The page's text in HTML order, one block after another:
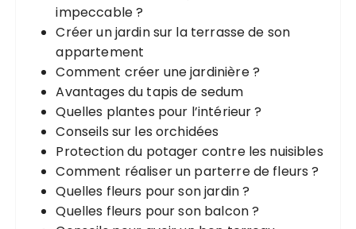
impeccable ?
Créer un jardin sur la terrasse de son
appartement
Comment créer une jardinière ?
Avantages du tapis de sedum
Quelles plantes pour l’intérieur ?
Conseils sur les orchidées
Protection du potager contre les nuisibles
Comment réaliser un parterre de fleurs ?
Quelles fleurs pour son jardin ?
Quelles fleurs pour son balcon ?